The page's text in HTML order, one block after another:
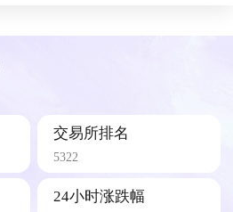
交易所排名
5322
24小时涨跌幅